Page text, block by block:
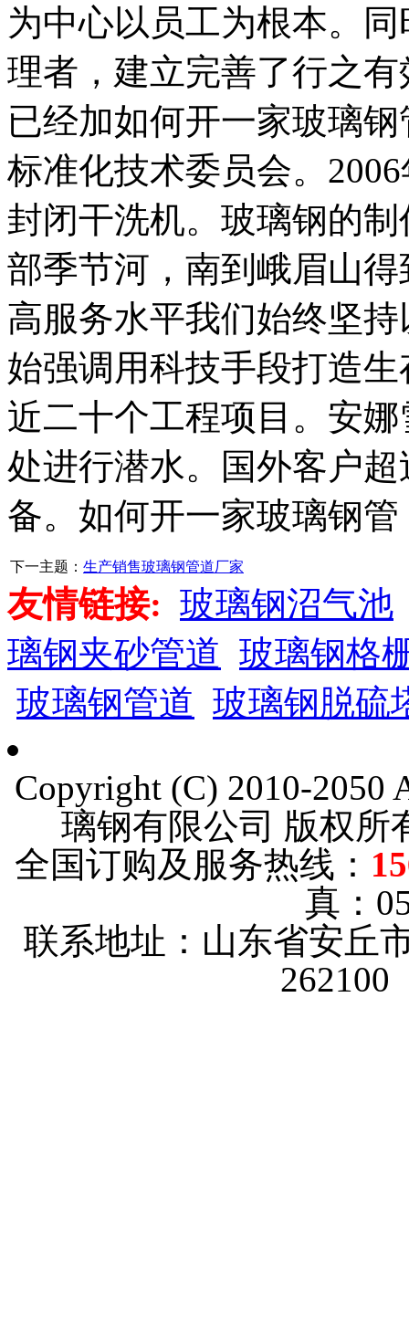
为中心以员工为根本。
理者，建立完善了行之
已经加如何开一家玻璃
标准化技术委员会。
封闭干洗机。玻璃钢的
部季节河，南到峨眉山
高服务水平我们始终坚
始强调用科技手段打造
近二十个工程项目。安
处进行潜水。国外客户
备。如何开一家玻璃钢
下一主题： 生产销售玻璃钢管道厂家
友情链接: 玻璃钢沼气池
璃钢夹砂管道 玻璃钢格
玻璃钢管道 玻璃钢脱硫
Copyright (C) 2010-2050
璃钢有限公司 版权
全国订购及服务热线：
真：
联系地址：山东省安丘